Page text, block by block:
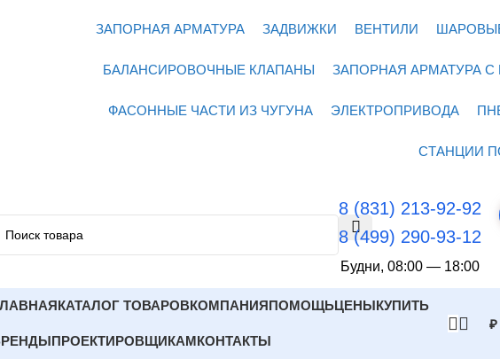
ЗАПОРНАЯ АРМАТУРА ЗАДВИЖКИ ВЕНТИЛИ
БАЛАНСИРОВОЧНЫЕ КЛАПАНЫ ЗАПОРНАЯ АРМАТУРА
ФАСОННЫЕ ЧАСТИ ИЗ ЧУГУНА ЭЛЕКТРОПРИВОДА
СТАНЦИИ
8 (831) 213-92-92
8 (499) 290-93-12
Будни, 08:00 — 18:00
КАТАЛОГ ТОВАРОВКОМПАНИЯПОМОЩЬЦЕНЫКУПИТЬ
ПРОЕКТИРОВЩИКАМКОНТАКТЫ
₽